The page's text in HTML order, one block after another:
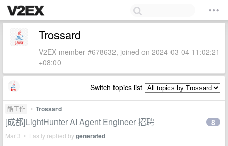
Trossard
V2EX member #678632, joined on 2024-03-04 11:02:21
+08:00
Switch topics list
酷工作 • Trossard
[成都]LightHunter AI Agent Engineer 招聘
Mar 3 • Lastly replied bygenerated
8